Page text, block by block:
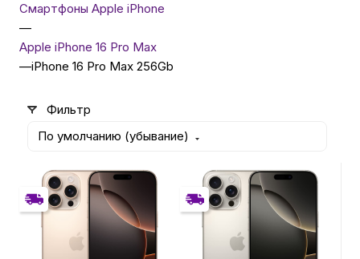
Бытовая техника
Красота и здоровье
Смартфоны Apple iPhone
—
Apple iPhone 16 Pro Max
—iPhone 16 Pro Max 256Gb
Фильтр
По умолчанию (убывание)
Без RuStore
Без RuStore
Имеется недостаток
товара: невозможно
Без RuStore
Без RuStore
Имеется недостаток
товара: невозможно